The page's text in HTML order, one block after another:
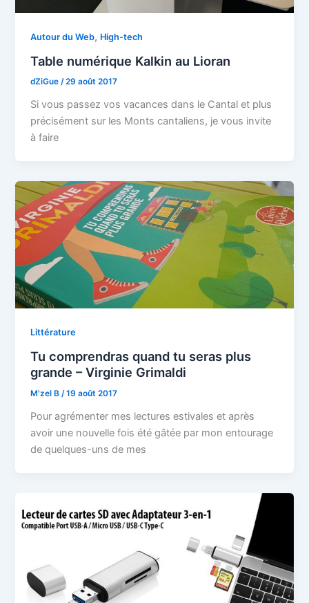
Autour du Web, High-tech
Table numérique Kalkin au Lioran
dZiGue/29 août 2017
Si vous passez vos vacances dans le Cantal et plus
précisément sur les Monts cantaliens, je vous invite
à faire
Littérature
Tu comprendras quand tu seras plus
grande – Virginie Grimaldi
M'zel B/19 août 2017
Pour agrémenter mes lectures estivales et après
avoir une nouvelle fois été gâtée par mon entourage
de quelques-uns de mes